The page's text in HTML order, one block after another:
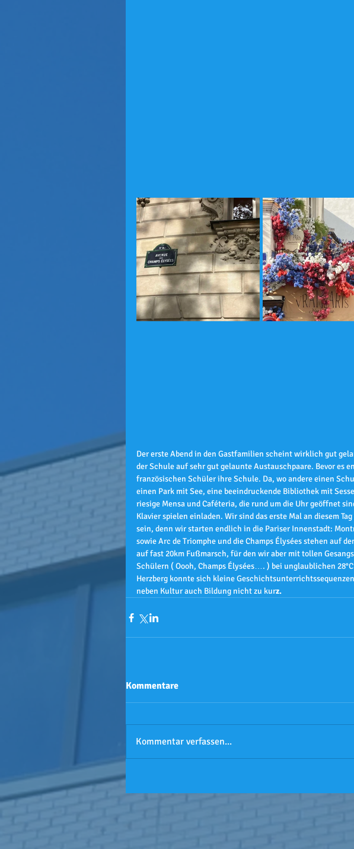
Der erste Abend in den Gastfamilien scheint wirklich gut
der Schule auf sehr gut gelaunte Austauschpaare. Bevor es
französischen Schüler ihre Schule. Da, wo andere einen
einen Park mit See, eine beeindruckende Bibliothek mit
riesige Mensa und Caféteria, die rund um die Uhr geöffnet
Klavier spielen einladen. Wir sind das erste Mal an diesem
sein, denn wir starten endlich in die Pariser Innenstadt:
sowie Arc de Triomphe und die Champs Élysées stehen auf
auf fast 20km Fußmarsch, für den wir aber mit tollen
Schülern ( Oooh, Champs Élysées…. ) bei unglaublichen
Herzberg konnte sich kleine
neben Kultur auch Bildung nicht zu kurz.
Kommentare
Kommentar verfassen...